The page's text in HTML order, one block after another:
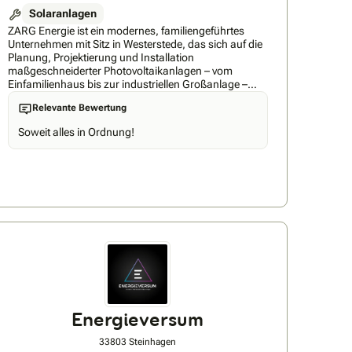
Solaranlagen
ZARG Energie ist ein modernes, familiengeführtes
Unternehmen mit Sitz in Westerstede, das sich auf die
Planung, Projektierung und Installation
maßgeschneiderter Photovoltaikanlagen – vom
Einfamilienhaus bis zur industriellen Großanlage –
spezialisiert hat. Mit eigenen Handwerkerteams,
hoher Fertigungsqualität und persönlicher Beratung
Gespräch bis zur Inbetriebnahme – zuverlässig,
engagiert und zukunftsorientiert.
Relevante Bewertung
Soweit alles in Ordnung!
Energieversum
33803 Steinhagen